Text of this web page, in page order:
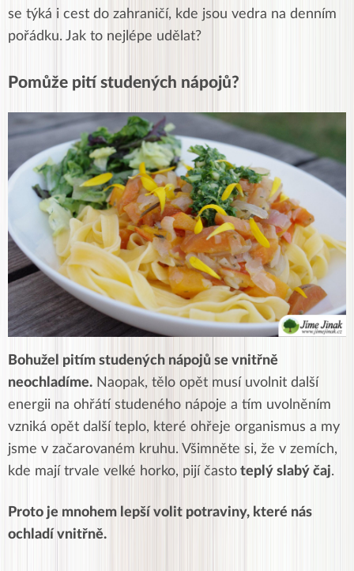
se týká i cest do zahraničí, kde jsou vedra na denním
pořádku. Jak to nejlépe udělat?
Pomůže pití studených nápojů?
Bohužel pitím studených nápojů se vnitřně
neochladíme. Naopak, tělo opět musí uvolnit další
energii na ohřátí studeného nápoje a tím uvolněním
vzniká opět další teplo, které ohřeje organismus a my
jsme v začarovaném kruhu. Všimněte si, že v zemích,
kde mají trvale velké horko, pijí často teplý slabý čaj.
Proto je mnohem lepší volit potraviny, které nás
ochladí vnitřně.